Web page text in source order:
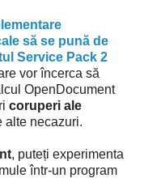
să se pună de
Service Pack 2
vor încerca să
OpenDocument
coruperi ale
alte necazuri.
, puteți experimenta
într-un program